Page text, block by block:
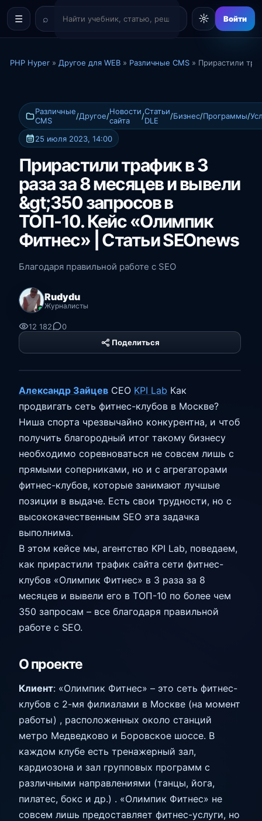
☰ ☼ Войти
PHP Hyper » Другое для WEB » Различные CMS » Прирастили
Различные
CMS
/Другое/Новости
сайта
/Статьи
DLE
/Бизнес/Программы/
25 июля 2023, 14:00
Прирастили трафик в 3
раза за 8 месяцев и вывели
&gt;350 запросов в
ТОП-10. Кейс «Олимпик
Фитнес» | Статьи SEOnews
Благодаря правильной работе с SEO
Rudydu
Журналисты
12 182
0
Поделиться
Platform
Александр Зайцев CEO KPI Lab Как
продвигать сеть фитнес-клубов в Москве?
Ниша спорта чрезвычайно конкурентна, и чтоб
получить благородный итог такому бизнесу
необходимо соревноваться не совсем лишь с
прямыми соперниками, но и с агрегаторами
фитнес-клубов, которые занимают лучшые
позиции в выдаче. Есть свои трудности, но с
высококачественным SEO эта задачка
выполнима.
В этом кейсе мы, агентство KPI Lab, поведаем,
как прирастили трафик сайта сети фитнес-
клубов «Олимпик Фитнес» в 3 раза за 8
месяцев и вывели его в ТОП-10 по более чем
350 запросам – все благодаря правильной
работе с SEO.
О проекте
Клиент: «Олимпик Фитнес» – это сеть фитнес-
клубов с 2-мя филиалами в Москве (на момент
работы) , расположенных около станций
метро Медведково и Боровское шоссе. В
каждом клубе есть тренажерный зал,
кардиозона и зал групповых программ с
различными направлениями (танцы, йога,
пилатес, бокс и др.) . «Олимпик Фитнес» не
совсем лишь предоставляет фитнес-услуги, но